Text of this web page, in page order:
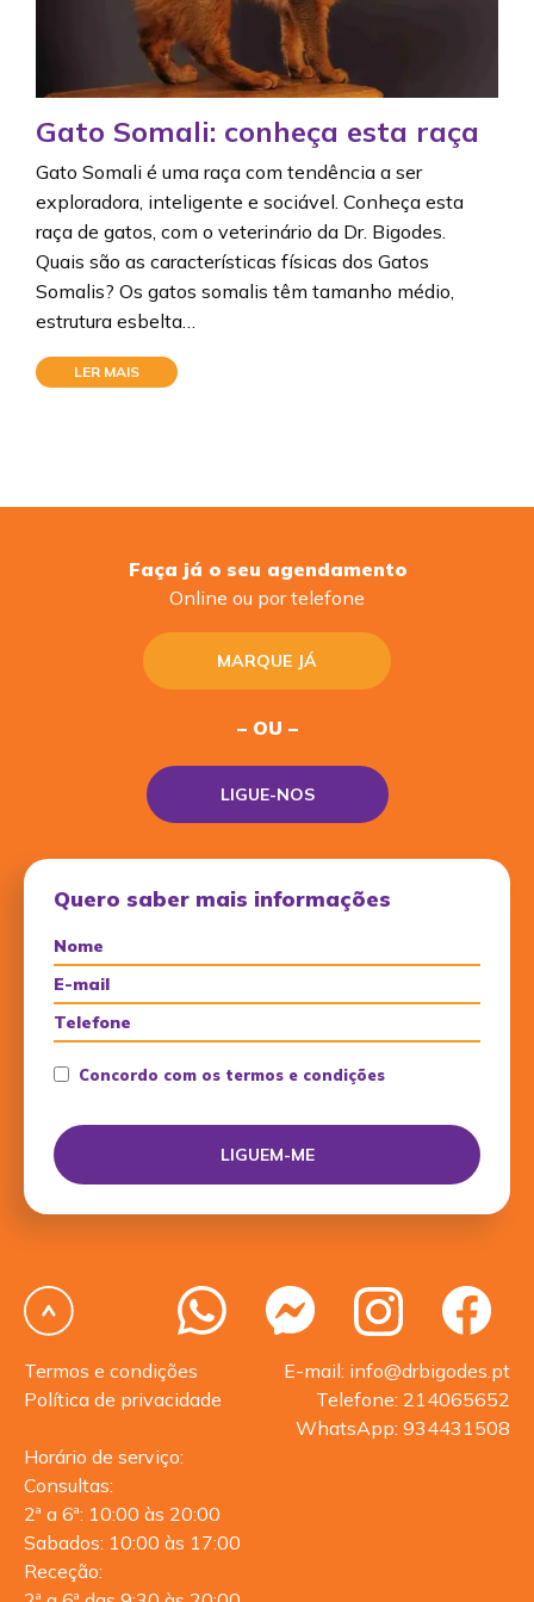
Gato Somali: conheça esta raça
Gato Somali é uma raça com tendência a ser
exploradora, inteligente e sociável. Conheça esta
raça de gatos, com o veterinário da Dr. Bigodes.
Quais são as características físicas dos Gatos
Somalis? Os gatos somalis têm tamanho médio,
estrutura esbelta…
LER MAIS
Faça já o seu agendamento
Online ou por telefone
MARQUE JÁ
– OU –
LIGUE-NOS
Quero saber mais informações
Concordo com os termos e condições
Termos e condições
Política de privacidade
E-mail: info@drbigodes.pt
Telefone: 214065652
WhatsApp: 934431508
Horário de serviço:
Consultas:
2ª a 6ª: 10:00 às 20:00
Sabados: 10:00 às 17:00
Receção: